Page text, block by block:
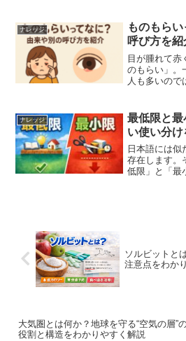
気持ちを表し
日の意味や由
ナレッジ
ものもら
呼び方を紹
目が腫れて赤
のもらい」。
人も多いので
ものもらいと
には 麦粒腫
ナレッジ
最低限と最
い使い分
日本語には似
存在します。
低限」と「最
ソルビットと
注意点をわか
大気圏とは何か？地球を守る“空気の層”
役割と構造をわかりやすく解説